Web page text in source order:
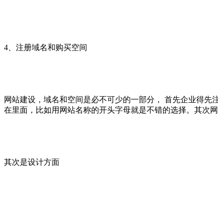
4、注册域名和购买空间
网站建设，域名和空间是必不可少的一部分， 首先企业得
在里面，比如用网站名称的开头字母就是不错的选择。其次
其次是设计方面